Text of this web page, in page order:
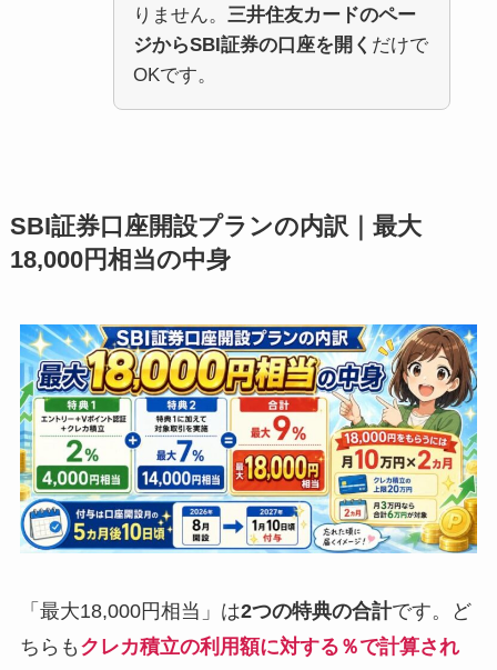
りません。 三井住友カードのペー
ジからSBI証券の口座を開く だけで
OKです。
SBI証券口座開設プランの内訳｜最大
18,000円相当の中身
「最大18,000円相当」は2つの特典の合計です。ど
ちらも クレカ積立の利用額に対する％で計算され